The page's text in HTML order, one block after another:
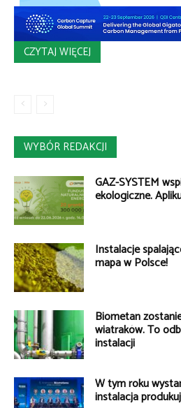
CZYTAJ WIĘCEJ
WYBÓR REDAKCJI
GAZ-SYSTEM
ekologiczne.
Instalacje
mapa w Polsce!
Biometan
wiatraków. To
instalacji
W tym roku
instalacja